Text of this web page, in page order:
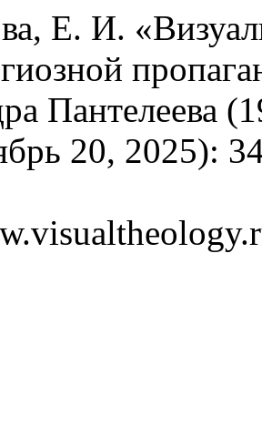
Е. И.
Пантелеева
20, 2025):